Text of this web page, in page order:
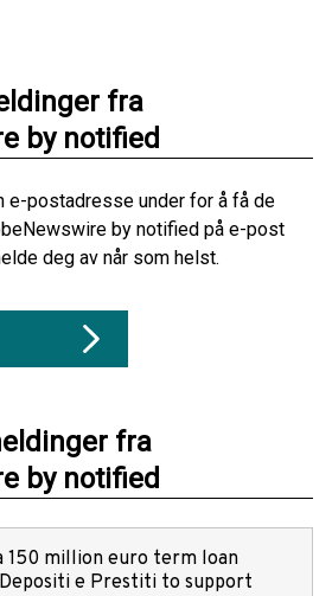
fra
by notified
e-postadresse under for å få de
by notified på e-post
deg av når som helst.
fra
by notified
150 million euro term loan
e Prestiti to support